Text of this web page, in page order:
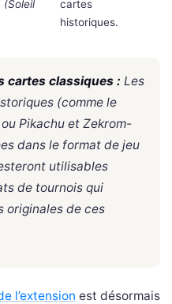
(Soleil
cartes
historiques.
cartes classiques : Les
(comme le
Pikachu et Zekrom-
dans le format de jeu
utilisables
de tournois qui
originales de ces
l’extension est désormais